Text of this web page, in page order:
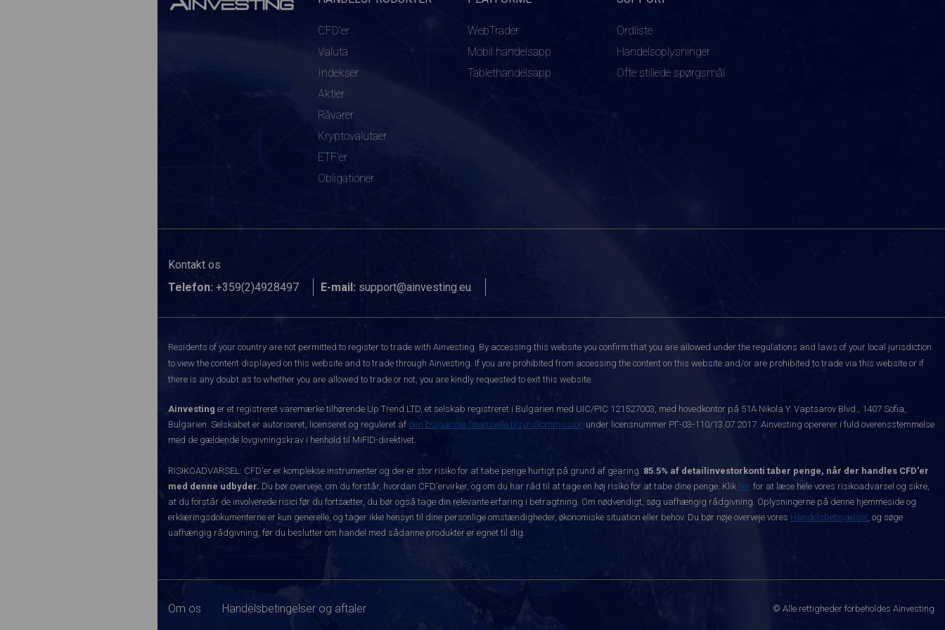
CFD'er
Valuta
Indekser
Aktier
Råvarer
Kryptovalutaer
ETF'er
Obligationer
WebTrader
Mobil handelsapp
Tablethandelsapp
Ordliste
Handelsoplysninger
Ofte stillede spørgsmål
Kontakt os
Telefon: +359(2)4928497 E-mail: support@ainvesting.eu
Residents of your country are not permitted to register to trade with Ainvesting. By accessing this website you confirm that you are allowed under the regulations and laws of your local jurisdiction
to view the content displayed on this website and to trade through Ainvesting. If you are prohibited from accessing the content on this website and/or are prohibited to trade via this website or if
there is any doubt as to whether you are allowed to trade or not, you are kindly requested to exit this website.
Ainvesting er et registreret varemærke tilhørende Up Trend LTD, et selskab registreret i Bulgarien med UIC/PIC 121527003, med hovedkontor på 51A Nikola Y. Vaptsarov Blvd., 1407 Sofia,
Bulgarien. Selskabet er autoriseret, licenseret og reguleret af den bulgarske finansielle tilsynskommission under licensnummer РГ-03-110/13.07.2017. Ainvesting opererer i fuld overensstemmelse
med de gældende lovgivningskrav i henhold til MiFID-direktivet.
RISIKOADVARSEL: CFD'er er komplekse instrumenter og der er stor risiko for at tabe penge hurtigt på grund af gearing. 85.5% af detailinvestorkonti taber penge, når der handles CFD'er
med denne udbyder. Du bør overveje, om du forstår, hvordan CFD'ervirker, og om du har råd til at tage en høj risiko for at tabe dine penge. Klik her for at læse hele vores risikoadvarsel og sikre,
at du forstår de involverede risici før du fortsætter, du bør også tage din relevante erfaring i betragtning. Om nødvendigt, søg uafhængig rådgivning. Oplysningerne på denne hjemmeside og
erklæringsdokumenterne er kun generelle, og tager ikke hensyn til dine personlige omstændigheder, økonomiske situation eller behov. Du bør nøje overveje vores Handelsbetingelser, og søge
uafhængig rådgivning, før du beslutter om handel med sådanne produkter er egnet til dig.
Om os Handelsbetingelser og aftaler © Alle rettigheder forbeholdes Ainvesting